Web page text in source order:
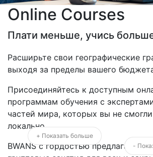
Online Courses
Плати меньше, учись
Расширьте свои географические
выходя за пределы вашего
Присоединяйтесь к доступным
программам обучения с
частей мира, которых вы не
локально.
BWANS с гордостью предлагает
+ Показать больше
-